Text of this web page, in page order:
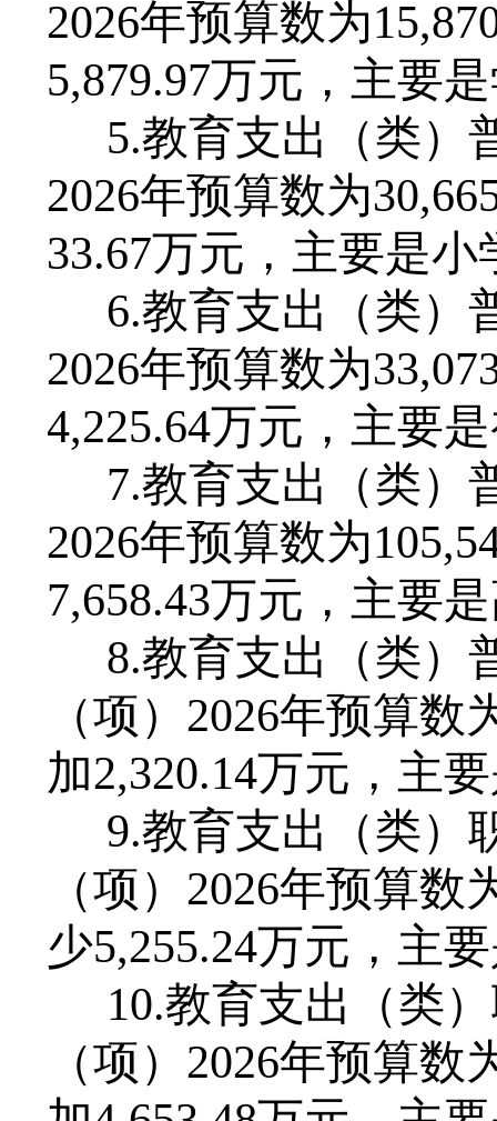
2026年预算数为15,
5,879.97万元，主要
5.教育支出（类）
2026年预算数为30,
33.67万元，主要是小
6.教育支出（类）
2026年预算数为33,
4,225.64万元，主要
7.教育支出（类）
2026年预算数为105,
7,658.43万元，主要
8.教育支出（类）
（项）2026年预算数
加2,320.14万元，主
9.教育支出（类）
（项）2026年预算数
少5,255.24万元，主
10.教育支出（类
（项） 2026年预算数